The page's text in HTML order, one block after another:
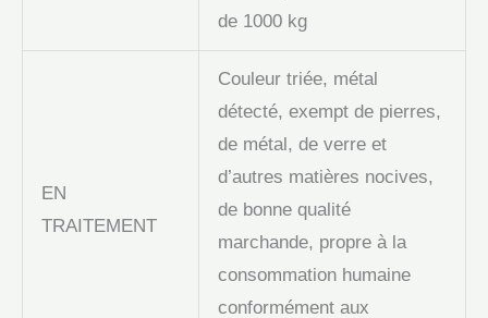
de 1000 kg
EN
TRAITEMENT
Couleur triée, métal
détecté, exempt de pierres,
de métal, de verre et
d’autres matières nocives,
de bonne qualité
marchande, propre à la
consommation humaine
conformément aux